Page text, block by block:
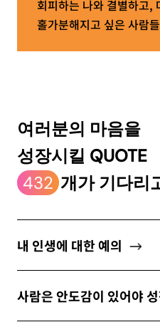
소중한 자신의 가치
개인정보 수집 및 이용약관에
회피하는 나와 결별하고,
홀가분해지고 싶은 사람
여러분의 마음을
성장시킬 QUOTE
432 개가 기다리
내 인생에 대한 예의
사람은 안도감이 있어야